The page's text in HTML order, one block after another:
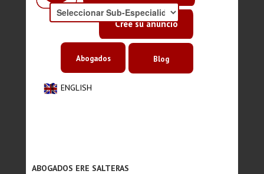
Cree su anuncio
ENGLISH
Abogados Blog
ABOGADOS ERE SALTERAS